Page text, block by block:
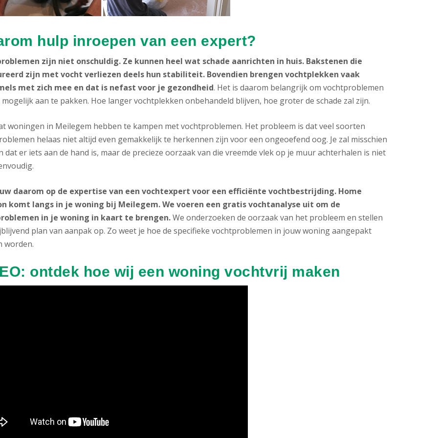
hulp inroepen van een expert?
zijn niet onschuldig. Ze kunnen heel wat schade aanrichten in huis. Bakstenen die
zijn met vocht verliezen deels hun stabiliteit. Bovendien brengen vochtplekken vaak
met zich mee en dat is nefast voor je gezondheid. Het is daarom belangrijk om vochtproblemen
aan te pakken. Hoe langer vochtplekken onbehandeld blijven, hoe groter de schade zal zijn.
woningen in Meilegem hebben te kampen met vochtproblemen. Het probleem is dat veel soorten
helaas niet altijd even gemakkelijk te herkennen zijn voor een ongeoefend oog. Je zal misschien
dat er iets aan de hand is, maar de precieze oorzaak van die vreemde vlek op je muur achterhalen is niet
daarom op de expertise van een vochtexpert voor een efficiënte vochtbestrijding. Home
komt langs in je woning bij Meilegem. We voeren een gratis vochtanalyse uit om de
in je woning in kaart te brengen.We onderzoeken de oorzaak van het probleem en stellen
plan van aanpak op. Zo weet je hoe de specifieke vochtproblemen in jouw woning aangepakt
worden.
ontdek hoe wij een woning vochtvrij maken